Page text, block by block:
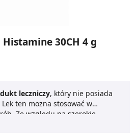
30CH 4 g
leczniczy, który nie posiada
ten można stosować w
Ze względu na szerokie
dodaje się ulotki, ani